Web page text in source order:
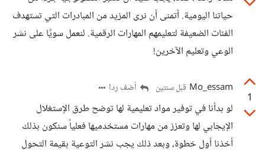
حياتنا اليومية. أتمنى أن نرى المزيد من المبادرات التي تستهدف
الفئات الضعيفة لتعليمهم المهارات الرقمية. لنعمل سويًا على نشر
الوعي وتعليم الآخرين!
1
Mo_essam قبل سنتين أضف ردا
لو بدأنا في توفير مواد تعليمية لها توضح طرق الإستغلال
الإيجابي لها وتعزز من مهارات مستخدميها فعلياً سنكون بذلك
أخذنا أول خطوة، وبعد ذلك يجب نشر التوعية بقيمة التحول